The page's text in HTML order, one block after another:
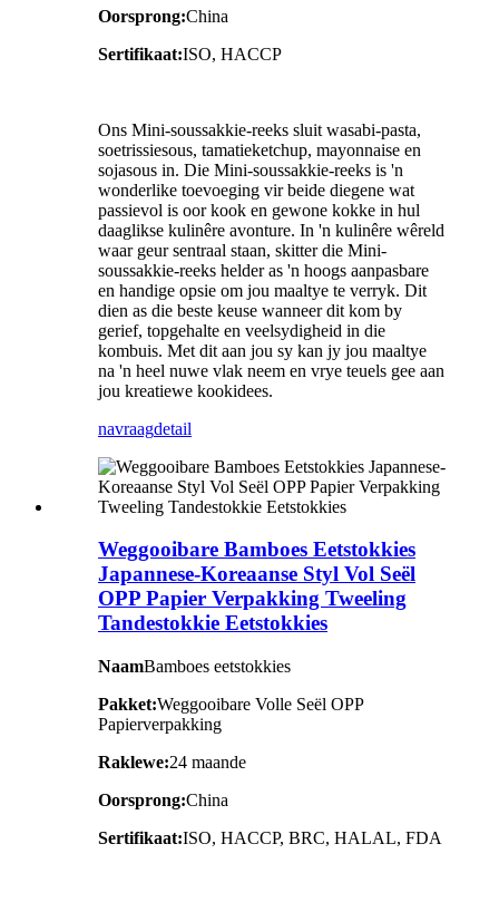
Oorsprong:China
Sertifikaat:ISO, HACCP
Ons Mini-soussakkie-reeks sluit wasabi-pasta,
soetrissiesous, tamatieketchup, mayonnaise en
sojasous in. Die Mini-soussakkie-reeks is 'n
wonderlike toevoeging vir beide diegene wat
passievol is oor kook en gewone kokke in hul
daaglikse kulinêre avonture. In 'n kulinêre wêreld
waar geur sentraal staan, skitter die Mini-
soussakkie-reeks helder as 'n hoogs aanpasbare
en handige opsie om jou maaltye te verryk. Dit
dien as die beste keuse wanneer dit kom by
gerief, topgehalte en veelsydigheid in die
kombuis. Met dit aan jou sy kan jy jou maaltye
na 'n heel nuwe vlak neem en vrye teuels gee aan
jou kreatiewe kookidees.
navraagdetail
Weggooibare Bamboes Eetstokkies
Japannese-Koreaanse Styl Vol Seël
OPP Papier Verpakking Tweeling
Tandestokkie Eetstokkies
NaamBamboes eetstokkies
Pakket:Weggooibare Volle Seël OPP
Papierverpakking
Raklewe:24 maande
Oorsprong:China
Sertifikaat:ISO, HACCP, BRC, HALAL, FDA